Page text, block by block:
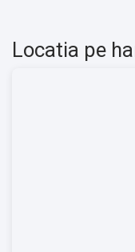
Locatia pe